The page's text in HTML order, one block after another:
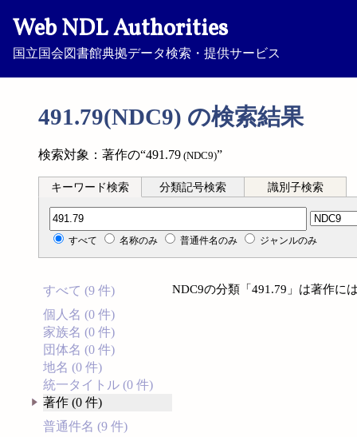
Web NDL Authorities
国立国会図書館典拠データ検索・提供サービス
491.79(NDC9) の検索結果
検索対象：著作の“491.79 (NDC9)”
キーワード検索 分類記号検索 識別子検索
分類記号検索
すべて 名称のみ 普通件名のみ ジャンルのみ
すべて (9 件)
個人名 (0 件)
家族名 (0 件)
団体名 (0 件)
地名 (0 件)
統一タイトル (0 件)
著作 (0 件)
普通件名 (9 件)
NDC9の分類「491.79」は著作に